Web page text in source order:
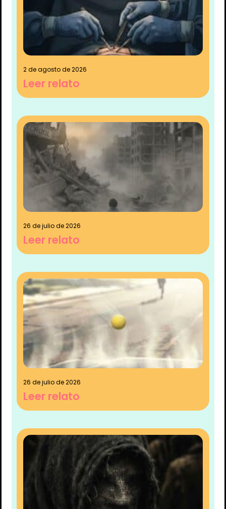
2 de agosto de 2026
Leer relato
26 de julio de 2026
Leer relato
26 de julio de 2026
Leer relato